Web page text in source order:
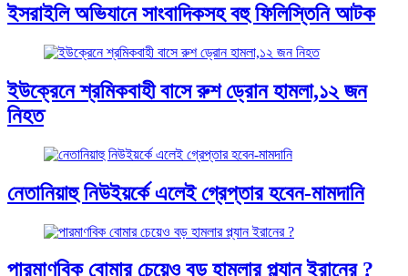
ইসরাইলি অভিযানে সাংবাদিকসহ বহু ফিলিস্তিনি আটক
ইউক্রেনে শ্রমিকবাহী বাসে রুশ ড্রোন হামলা,১২ জন
নিহত
নেতানিয়াহু নিউইয়র্কে এলেই গ্রেপ্তার হবেন-মামদানি
পারমাণবিক বোমার চেয়েও বড় হামলার প্ল্যান ইরানের ?